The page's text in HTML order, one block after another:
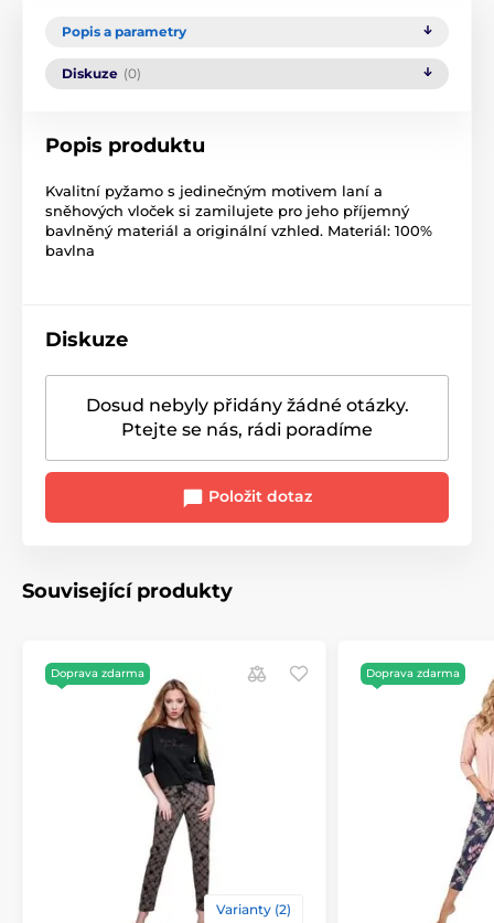
Popis a parametry
Diskuze (0)
Popis produktu
Kvalitní pyžamo s jedinečným motivem laní a
sněhových vloček si zamilujete pro jeho příjemný
bavlněný materiál a originální vzhled. Materiál: 100%
bavlna
Diskuze
Dosud nebyly přidány žádné otázky.
Ptejte se nás, rádi poradíme
Položit dotaz
Související produkty
Doprava zdarma
Varianty (2)
Doprava zdarma